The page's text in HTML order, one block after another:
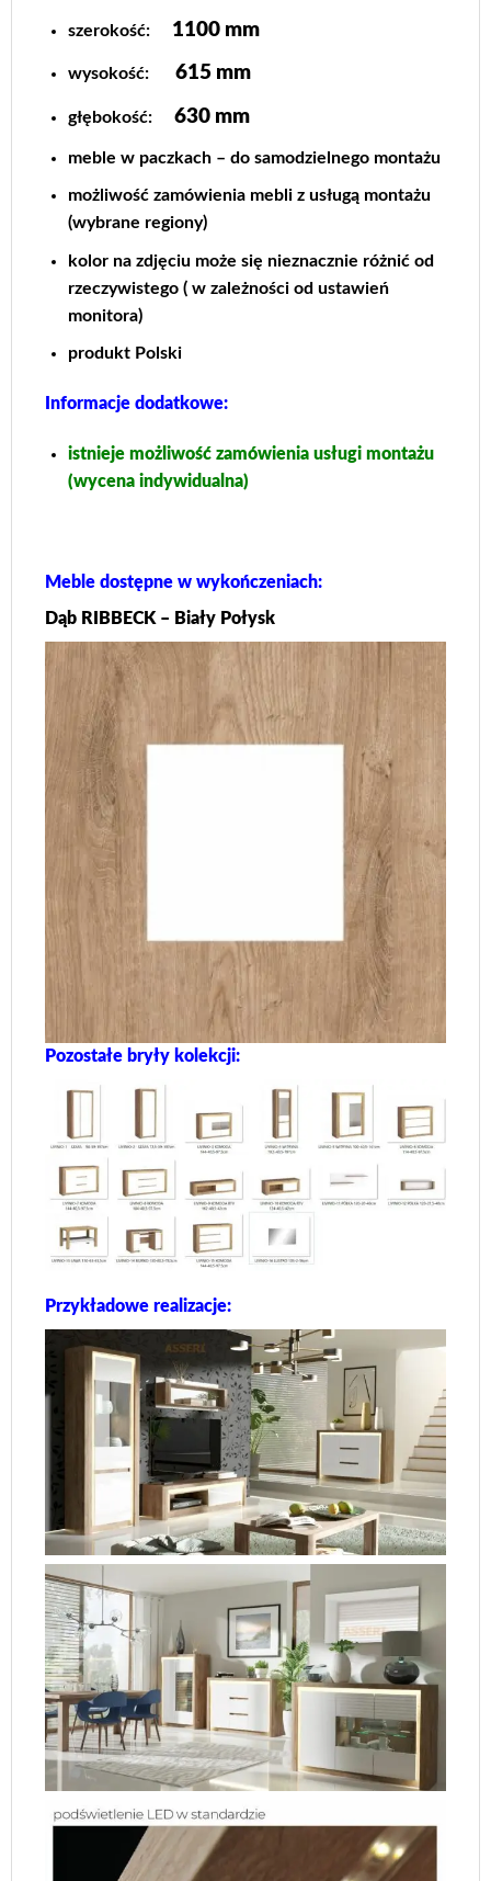
szerokość: 1100 mm
wysokość: 615 mm
głębokość: 630mm
meble w paczkach – do samodzielnego montażu
możliwość zamówienia mebli z usługą montażu
(wybrane regiony)
kolor na zdjęciu może się nieznacznie różnić od
rzeczywistego ( w zależności od ustawień
monitora)
produkt Polski
Informacje dodatkowe:
istnieje możliwość zamówienia usługi montażu
(wycena indywidualna)
Meble dostępne w wykończeniach:
Dąb RIBBECK – Biały Połysk
Pozostałe bryły kolekcji:
Przykładowe realizacje: